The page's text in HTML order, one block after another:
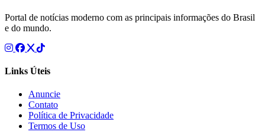
Portal de notícias moderno com as principais informações do Brasil
e do mundo.
Links Úteis
Anuncie
Contato
Política de Privacidade
Termos de Uso